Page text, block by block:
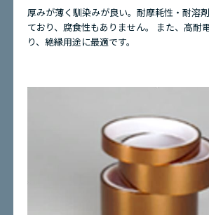
厚みが薄く馴染みが良い。耐摩耗性・耐溶
ており、腐食性もありません。 また、高耐
り、絶縁用途に最適です。